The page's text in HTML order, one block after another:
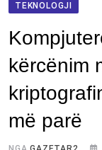
TEKNOLOGJI
kërcënim
më parë